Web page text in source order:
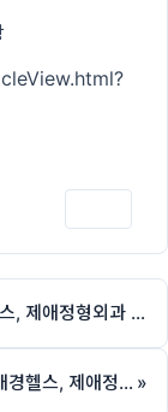
혼동 주의! ‘오십견 vs 회전근개 파열’ (매경헬스, 제애정형외과 서희수 원장 칼럼)
어깨 회전근개 파열, 수술 전 고려할 치료는? (매경헬스, 제애정형외과 서희수 원장 칼럼) »